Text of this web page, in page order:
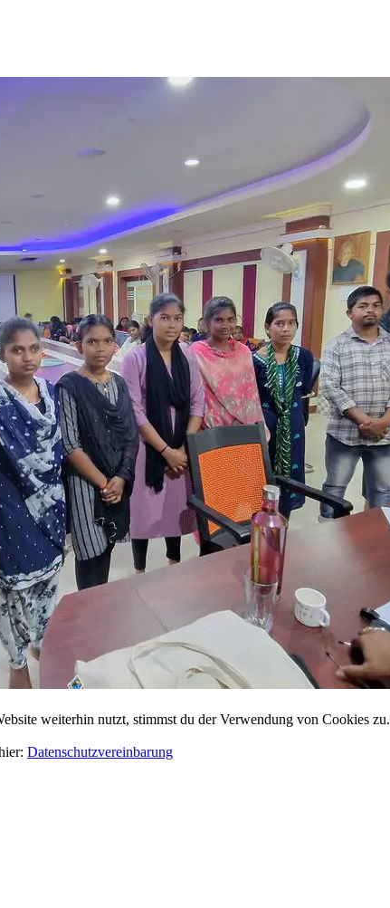
weiterhin nutzt, stimmst du der Verwendung von Cookies zu.
Datenschutzvereinbarung